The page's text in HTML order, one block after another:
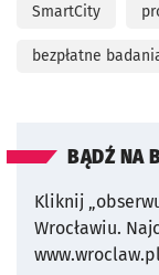
SmartCity
bezpłatne
BĄDŹ NA
Kliknij
Wrocławiu.